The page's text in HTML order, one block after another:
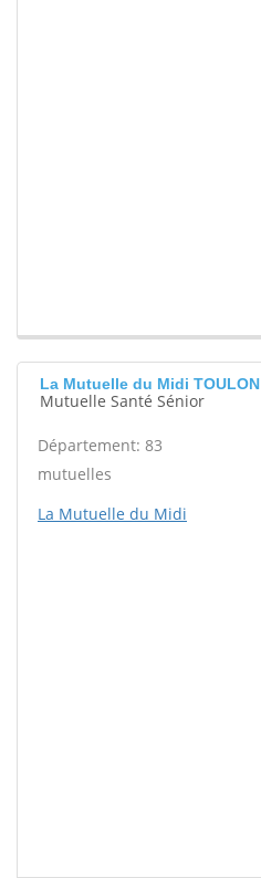
La Mutuelle du Midi TOULON
Mutuelle Santé Sénior
Département: 83
mutuelles
La Mutuelle du Midi